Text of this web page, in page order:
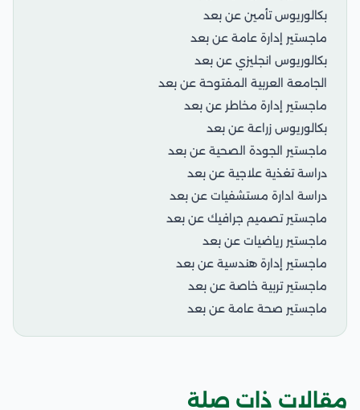
بكالوريوس تأمين عن بعد
ماجستير إدارة عامة عن بعد
بكالوريوس انجليزي عن بعد
الجامعة العربية المفتوحة عن بعد
ماجستير إدارة مخاطر عن بعد
بكالوريوس زراعة عن بعد
ماجستير الجودة الصحية عن بعد
دراسة تغذية علاجية عن بعد
دراسة ادارة مستشفيات عن بعد
ماجستير تصميم جرافيك عن بعد
ماجستير رياضيات عن بعد
ماجستير إدارة هندسية عن بعد
ماجستير تربية خاصة عن بعد
ماجستير صحة عامة عن بعد
مقالات ذات صلة